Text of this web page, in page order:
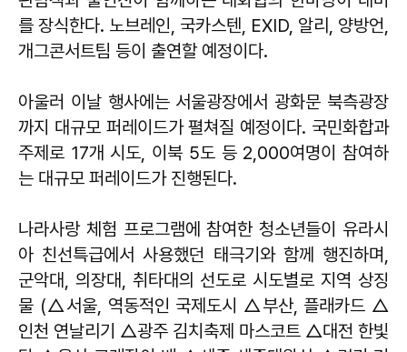
를 장식한다. 노브레인, 국카스텐, EXID, 알리, 양방언,
개그콘서트팀 등이 출연할 예정이다.
아울러 이날 행사에는 서울광장에서 광화문 북측광장
까지 대규모 퍼레이드가 펼쳐질 예정이다. 국민화합과
주제로 17개 시도, 이북 5도 등 2,000여명이 참여하
는 대규모 퍼레이드가 진행된다.
나라사랑 체험 프로그램에 참여한 청소년들이 유라시
아 친선특급에서 사용했던 태극기와 함께 행진하며,
군악대, 의장대, 취타대의 선도로 시도별로 지역 상징
물 (△서울, 역동적인 국제도시 △부산, 플래카드 △
인천 연날리기 △광주 김치축제 마스코트 △대전 한빛